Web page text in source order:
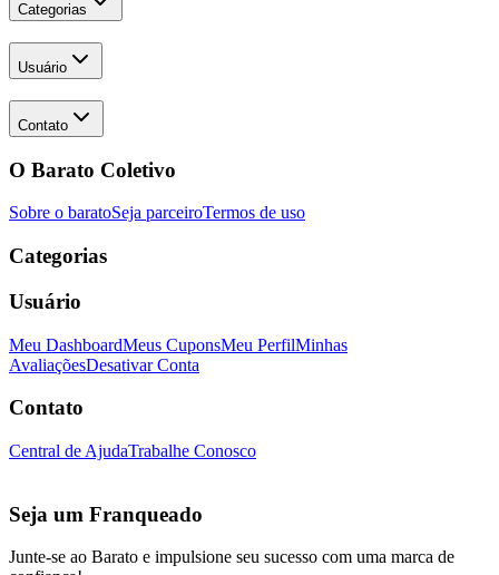
Categorias
Usuário
Contato
O Barato Coletivo
Sobre o baratoSeja parceiroTermos de uso
Categorias
Usuário
Meu DashboardMeus CuponsMeu PerfilMinhas
AvaliaçõesDesativar Conta
Contato
Central de AjudaTrabalhe Conosco
Seja um Franqueado
Junte-se ao Barato e impulsione seu sucesso com uma marca de